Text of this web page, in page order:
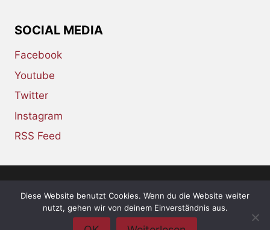
SOCIAL MEDIA
Facebook
Youtube
Twitter
Instagram
RSS Feed
© 2026 whiskey-soda.de - the alternative
magazine •Impressum•Datenschutzerklärung
Diese Website benutzt Cookies. Wenn du die Website weiter
nutzt, gehen wir von deinem Einverständnis aus.